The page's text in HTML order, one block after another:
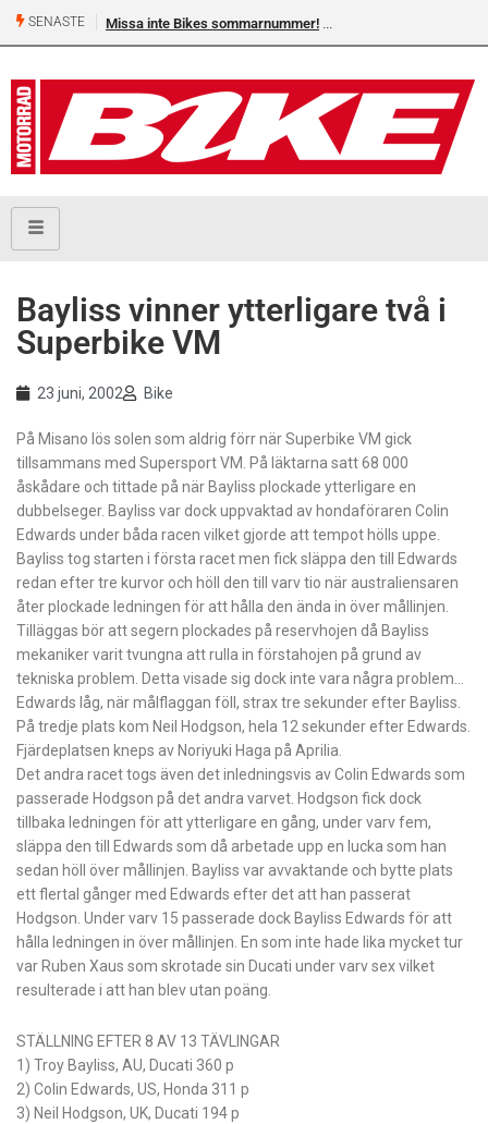
SENASTE Missa inte Bikes sommarnummer!
Bayliss vinner ytterligare två i
Superbike VM
23 juni, 2002 Bike
På Misano lös solen som aldrig förr när Superbike VM gick
tillsammans med Supersport VM. På läktarna satt 68 000
åskådare och tittade på när Bayliss plockade ytterligare en
dubbelseger. Bayliss var dock uppvaktad av hondaföraren Colin
Edwards under båda racen vilket gjorde att tempot hölls uppe.
Bayliss tog starten i första racet men fick släppa den till Edwards
redan efter tre kurvor och höll den till varv tio när australiensaren
åter plockade ledningen för att hålla den ända in över mållinjen.
Tilläggas bör att segern plockades på reservhojen då Bayliss
mekaniker varit tvungna att rulla in förstahojen på grund av
tekniska problem. Detta visade sig dock inte vara några problem…
Edwards låg, när målflaggan föll, strax tre sekunder efter Bayliss.
På tredje plats kom Neil Hodgson, hela 12 sekunder efter Edwards.
Fjärdeplatsen kneps av Noriyuki Haga på Aprilia.
Det andra racet togs även det inledningsvis av Colin Edwards som
passerade Hodgson på det andra varvet. Hodgson fick dock
tillbaka ledningen för att ytterligare en gång, under varv fem,
släppa den till Edwards som då arbetade upp en lucka som han
sedan höll över mållinjen. Bayliss var avvaktande och bytte plats
ett flertal gånger med Edwards efter det att han passerat
Hodgson. Under varv 15 passerade dock Bayliss Edwards för att
hålla ledningen in över mållinjen. En som inte hade lika mycket tur
var Ruben Xaus som skrotade sin Ducati under varv sex vilket
resulterade i att han blev utan poäng.
STÄLLNING EFTER 8 AV 13 TÄVLINGAR
1) Troy Bayliss, AU, Ducati 360 p
2) Colin Edwards, US, Honda 311 p
3) Neil Hodgson, UK, Ducati 194 p